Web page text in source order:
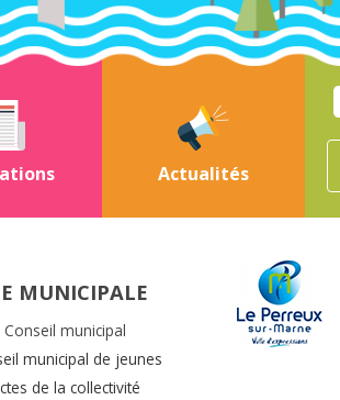
Actualités
MUNICIPALE
Conseil municipal
municipal de jeunes
de la collectivité